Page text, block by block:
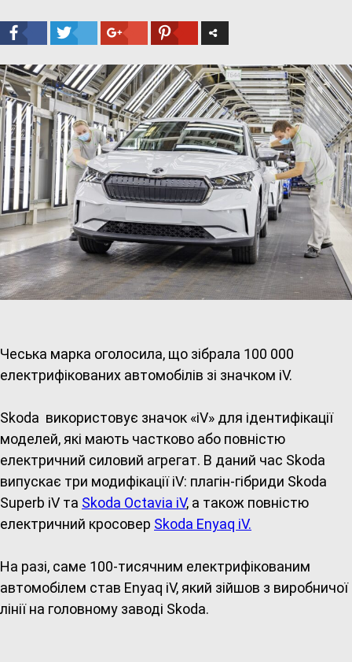
Чеська марка оголосила, що зібрала 100 000
електрифікованих автомобілів зі значком iV.
Skoda використовує значок «iV» для ідентифікації
моделей, які мають частково або повністю
електричний силовий агрегат. В даний час Skoda
випускає три модифікації iV: плагін-гібриди Skoda
Superb iV та Skoda Octavia iV, а також повністю
електричний кросовер Skoda Enyaq iV.
На разі, саме 100-тисячним електрифікованим
автомобілем став Enyaq iV, який зійшов з виробничої
лінії на головному заводі Skoda.